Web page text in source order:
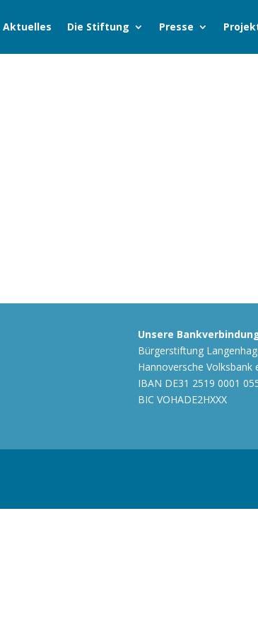
Aktuelles Die Stiftung Presse
Unsere
Bürgerstiftung
Hannoversche Volksbank
IBAN DE31 2519 0001
BIC VOHADE2HXXX